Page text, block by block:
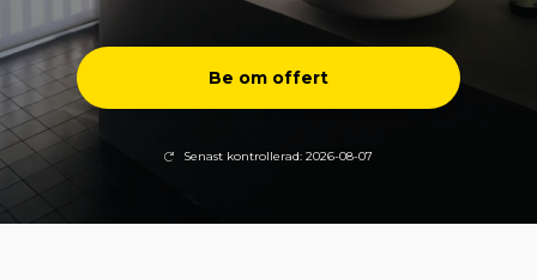
Be om offert
Senast kontrollerad: 2026-08-07